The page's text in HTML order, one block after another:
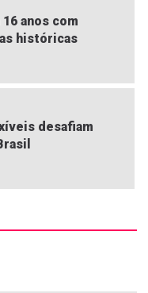
anos com
históricas
desafiam